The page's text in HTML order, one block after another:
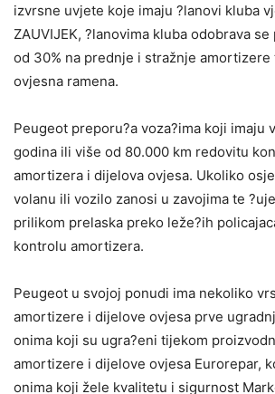
izvrsne uvjete koje imaju ?lanovi kluba
ZAUVIJEK, ?lanovima kluba odobrava
od 30% na prednje i stražnje amortizere
ovjesna ramena.
Peugeot preporu?a voza?ima koji imaju
godina ili više od 80.000 km redovitu
amortizera i dijelova ovjesa. Ukoliko
volanu ili vozilo zanosi u zavojima te
prilikom prelaska preko leže?ih
kontrolu amortizera.
Peugeot u svojoj ponudi ima nekoliko
amortizere i dijelove ovjesa prve
onima koji su ugra?eni tijekom
amortizere i dijelove ovjesa Eurorepar,
onima koji žele kvalitetu i sigurnost